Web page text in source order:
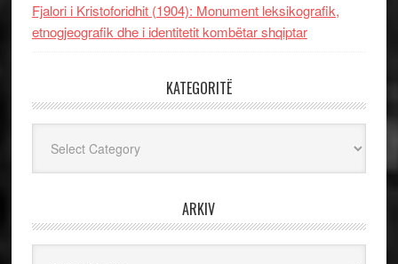
Fjalori i Kristoforidhit (1904): Monument leksikografik,
etnogjeografik dhe i identitetit kombëtar shqiptar
KATEGORITË
ARKIV